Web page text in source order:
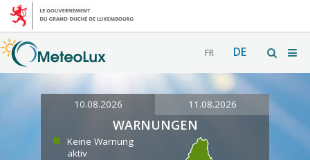
FR DE
10.08.2026 11.08.2026
WARNUNGEN
Keine Warnung
aktiv